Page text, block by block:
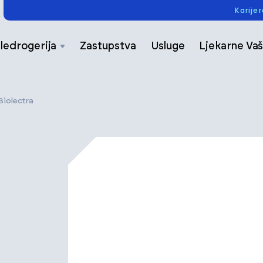
Zastupstva Usluge Ljekarne